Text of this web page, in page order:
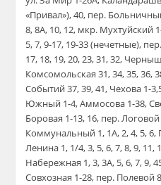
«Привал»), 40, пер.
8, 8А, 10, 12, мкр. Мухтуйский
5, 7, 9-17, 19-33 (нечетные),
17, 18, 19, 20, 23, 31, 32,
Комсомольская 31, 34, 35, 36,
Событий 37, 39, 41, Чехова 1-
Южный 1-4, Аммосова 1-38,
Боровая 1-13, 16, пер.
Коммунальный 1, 1А, 2, 4, 5, 6,
Ленина 1, 1/4, 3, 5, 6, 7, 8, 9, 11,
Набережная 1, 3, 3А, 5, 6, 7, 9,
Совхозная 1-28, пер.